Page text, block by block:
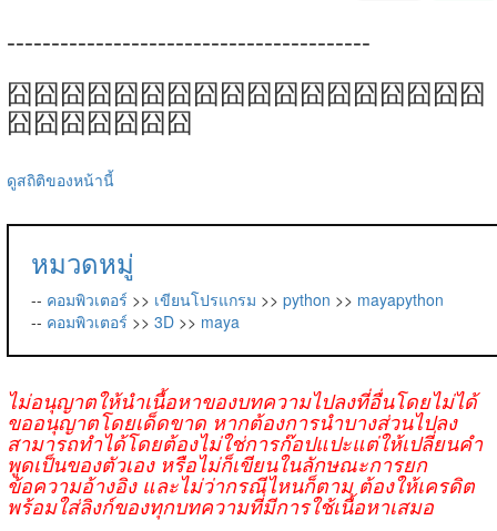
-----------------------------------------
囧囧囧囧囧囧囧囧囧囧囧囧囧囧囧囧囧囧
囧囧囧囧囧囧囧
ดูสถิติของหน้านี้
หมวดหมู่
-- คอมพิวเตอร์ >> เขียนโปรแกรม >> python >> mayapython
-- คอมพิวเตอร์ >> 3D >> maya
ไม่อนุญาตให้นำเนื้อหาของบทความไปลงที่อื่นโดยไม่ได้
ขออนุญาตโดยเด็ดขาด หากต้องการนำบางส่วนไปลง
สามารถทำได้โดยต้องไม่ใช่การก๊อปแปะแต่ให้เปลี่ยนคำ
พูดเป็นของตัวเอง หรือไม่ก็เขียนในลักษณะการยก
ข้อความอ้างอิง และไม่ว่ากรณีไหนก็ตาม ต้องให้เครดิต
พร้อมใส่ลิงก์ของทุกบทความที่มีการใช้เนื้อหาเสมอ